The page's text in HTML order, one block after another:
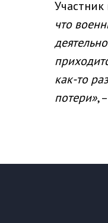
Участник
что
как-то
потери»,